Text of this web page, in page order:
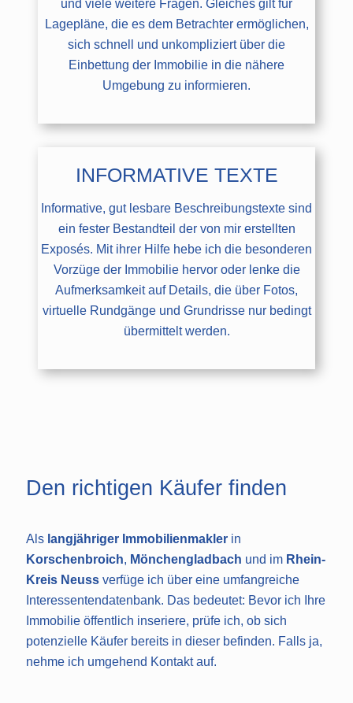
und viele weitere Fragen. Gleiches gilt für
Lagepläne, die es dem Betrachter ermöglichen,
sich schnell und unkompliziert über die
Einbettung der Immobilie in die nähere
Umgebung zu informieren.
INFORMATIVE TEXTE
Informative, gut lesbare Beschreibungstexte sind
ein fester Bestandteil der von mir erstellten
Exposés. Mit ihrer Hilfe hebe ich die besonderen
Vorzüge der Immobilie hervor oder lenke die
Aufmerksamkeit auf Details, die über Fotos,
virtuelle Rundgänge und Grundrisse nur bedingt
übermittelt werden.
Den richtigen Käufer finden
Als langjähriger Immobilienmakl er in
Korschenbroich, Mönchengladbach und im Rhein-
Kreis Neuss verfüge ich über eine umfangreiche
Interessentendatenbank. Das bedeutet: Bevor ich Ihre
Immobilie öffentlich inseriere, prüfe ich, ob sich
potenzielle Käufer bereits in dieser befinden. Falls ja,
nehme ich umgehend Kontakt auf.